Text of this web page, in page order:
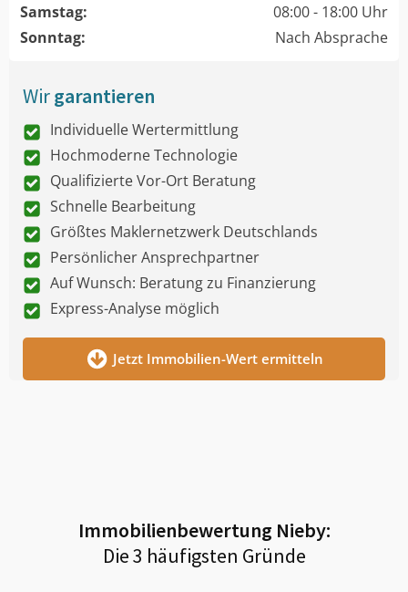
Samstag:
08:00 - 18:00 Uhr
Sonntag:
Nach Absprache
Wirgarantieren
Individuelle Wertermittlung
Hochmoderne Technologie
Qualifizierte Vor-Ort Beratung
Schnelle Bearbeitung
Größtes Maklernetzwerk Deutschlands
Persönlicher Ansprechpartner
Auf Wunsch: Beratung zu Finanzierung
Express-Analyse möglich
Jetzt Immobilien-Wert ermitteln
Immobilienbewertung Nieby:
Die 3 häufigsten Gründe